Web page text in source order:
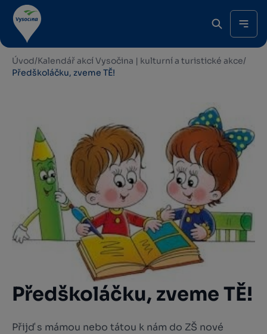
Úvod/Kalendář akcí Vysočina | kulturní a turistické akce/
Předškoláčku, zveme TĚ!
Předškoláčku, zveme TĚ!
Přijď s mámou nebo tátou k nám do ZŠ nové